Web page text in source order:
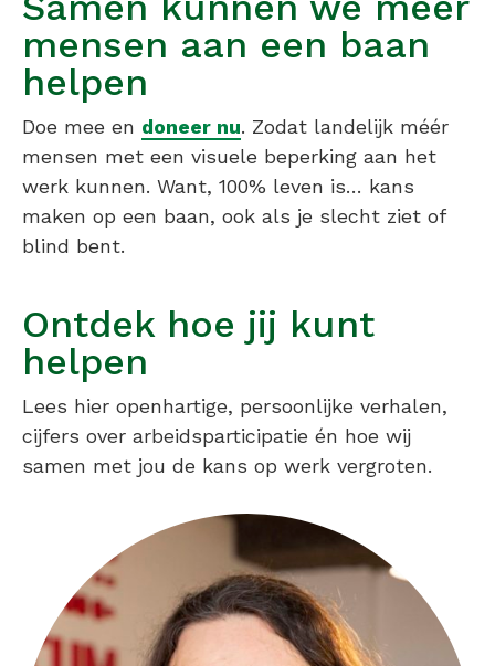
mensen aan een baan
helpen
Doe mee en doneer nu. Zodat landelijk méér
mensen met een visuele beperking aan het
werk kunnen. Want, 100% leven is… kans
maken op een baan, ook als je slecht ziet of
blind bent.
Ontdek hoe jij kunt
helpen
Lees hier openhartige, persoonlijke verhalen,
cijfers over arbeidsparticipatie én hoe wij
samen met jou de kans op werk vergroten.